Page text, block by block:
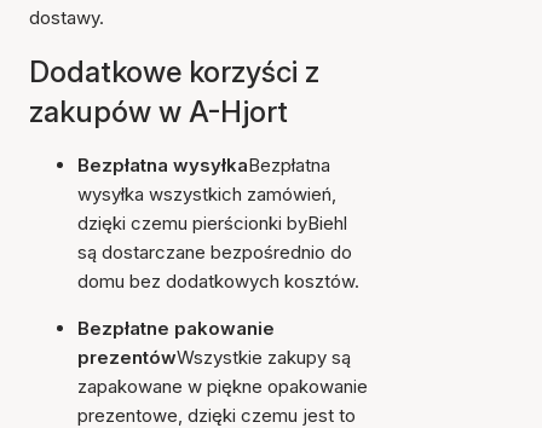
dostawy.
Dodatkowe korzyści z
zakupów w A-Hjort
Bezpłatna wysyłkaBezpłatna
wysyłka wszystkich zamówień,
dzięki czemu pierścionki byBiehl
są dostarczane bezpośrednio do
domu bez dodatkowych kosztów.
Bezpłatne pakowanie
prezentówWszystkie zakupy są
zapakowane w piękne opakowanie
prezentowe, dzięki czemu jest to